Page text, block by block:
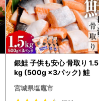
銀鮭 子供も安心 骨取り 1.5
kg (500g ×3パック) 鮭
宮城県塩竈市